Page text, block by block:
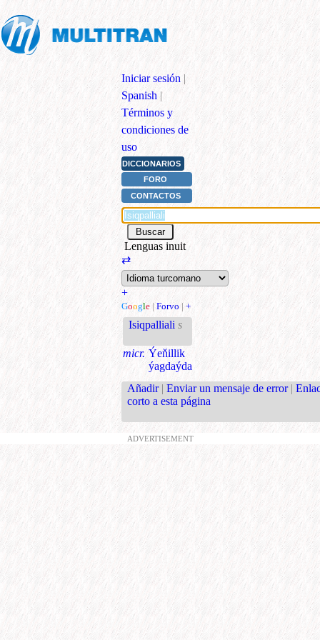
Iniciar sesión |
Spanish |
Términos y
condiciones de
uso
DICCIONARIOS
FORO
CONTACTOS
Lenguas inuit
⇄
+
Google | Forvo | +
Isiqpalliali s
micr. Ýeňillik
ýagdaýda
Añadir | Enviar un mensaje de error |
corto a esta página
ADVERTISEMENT